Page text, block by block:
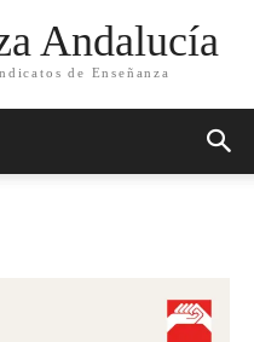
Andalucía
de Enseñanza